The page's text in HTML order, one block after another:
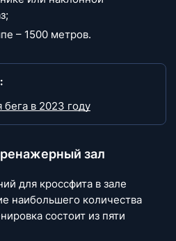
– 1500 метров.
в 2023 году
зал
для кроссфита в зале
наибольшего количества
состоит из пяти